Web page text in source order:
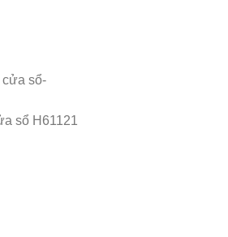
sổ H61121